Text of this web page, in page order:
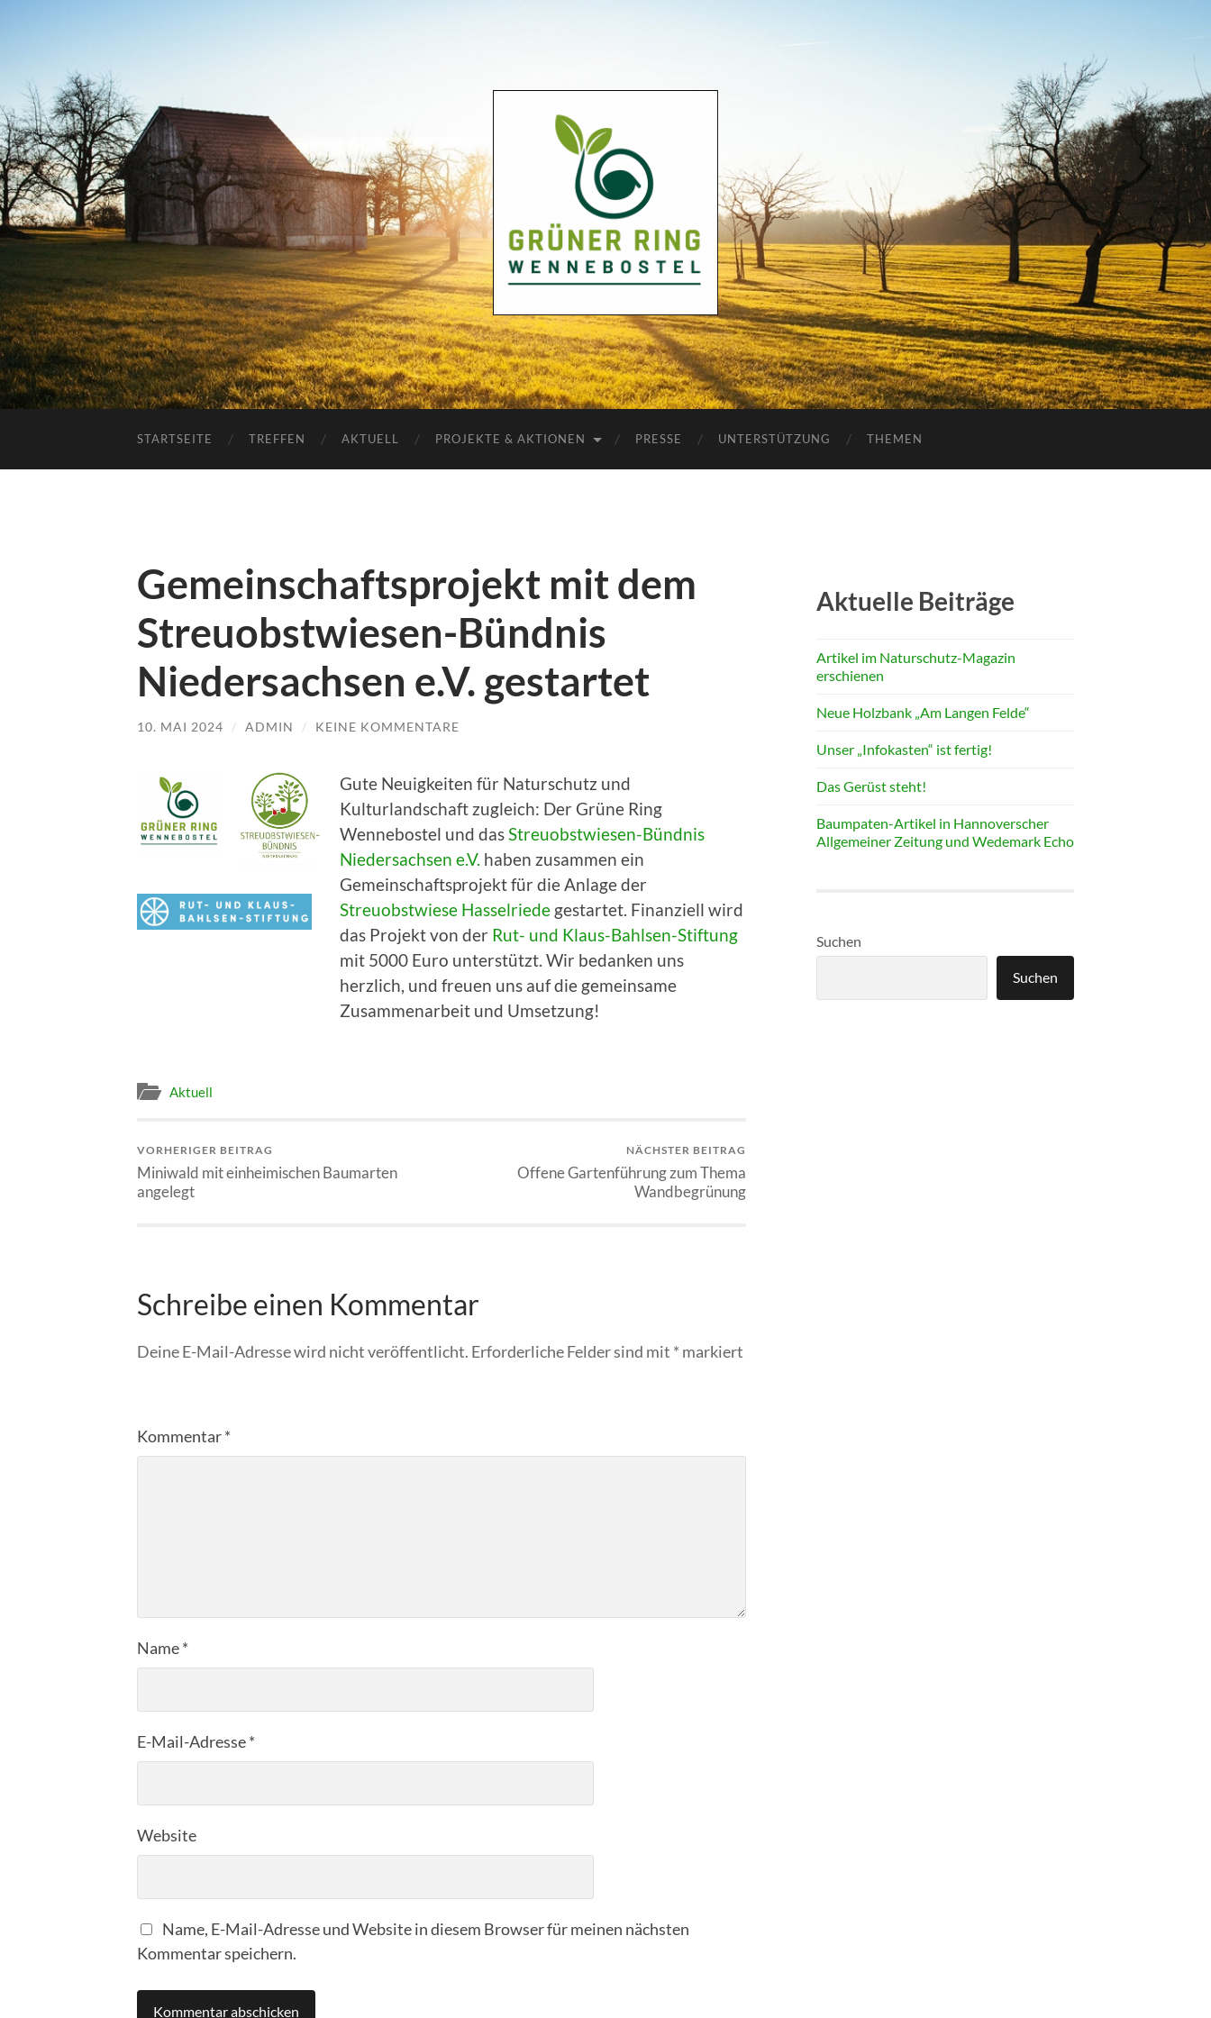
Grüner
Ring
Wennebostel
STARTSEITE TREFFEN AKTUELL PROJEKTE & AKTIONEN PRESSE UNTERSTÜTZUNG THEMEN
Gemeinschaftsprojekt mit dem
Streuobstwiesen-Bündnis
Niedersachsen e.V. gestartet
10. MAI 2024 / ADMIN / KEINE KOMMENTARE
Gute Neuigkeiten für Naturschutz und
Kulturlandschaft zugleich: Der Grüne Ring
Wennebostel und das Streuobstwiesen-Bündnis
Niedersachsen e.V. haben zusammen ein
Gemeinschaftsprojekt für die Anlage der
Streuobstwiese Hasselriede gestartet. Finanziell wird
das Projekt von der Rut- und Klaus-Bahlsen-Stiftung
mit 5000 Euro unterstützt. Wir bedanken uns
herzlich, und freuen uns auf die gemeinsame
Zusammenarbeit und Umsetzung!
Aktuell
VORHERIGER BEITRAG
Miniwald mit einheimischen Baumarten
angelegt
NÄCHSTER BEITRAG
Offene Gartenführung zum Thema
Wandbegrünung
Schreibe einen Kommentar
Deine E-Mail-Adresse wird nicht veröffentlicht. Erforderliche Felder sind mit * markiert
Kommentar*
Name*
E-Mail-Adresse*
Website
Name, E-Mail-Adresse und Website in diesem Browser für meinen nächsten
Kommentar speichern.
Aktuelle Beiträge
Artikel im Naturschutz-Magazin
erschienen
Neue Holzbank „Am Langen Felde“
Unser „Infokasten“ ist fertig!
Das Gerüst steht!
Baumpaten-Artikel in Hannoverscher
Allgemeiner Zeitung und Wedemark Echo
Suchen
Suchen